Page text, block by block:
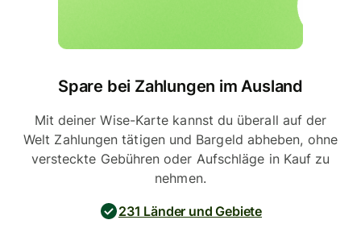
Spare bei Zahlungen im Ausland
Mit deiner Wise-Karte kannst du überall auf der
Welt Zahlungen tätigen und Bargeld abheben, ohne
versteckte Gebühren oder Aufschläge in Kauf zu
nehmen.
231 Länder und Gebiete